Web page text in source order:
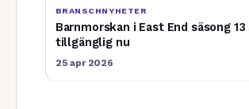
BRANSCHNYHETER
Barnmorskan i East End säsong
tillgänglig nu
25 apr 2026